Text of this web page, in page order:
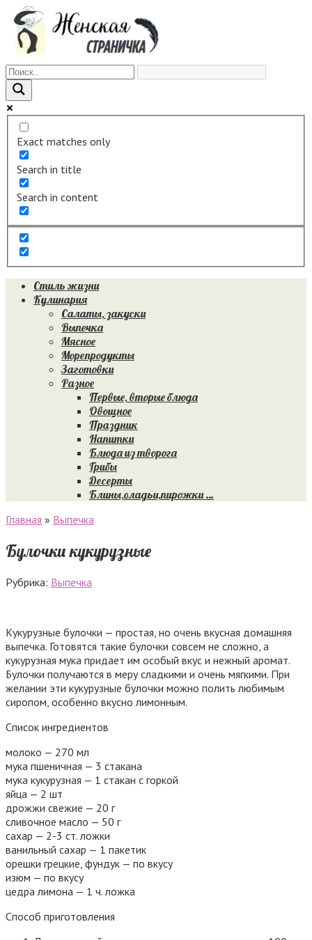
Перейти
контенту
Exact matches only
Search in title
Search in content
Стиль жизни
Кулинария
Салаты, закуски
Выпечка
Мясное
Морепродукты
Заготовки
Разное
Первые, вторые блюда
Овощное
Праздник
Напитки
Блюда из творога
Грибы
Десерты
Блины,оладьи,пирожки …
Главная » Выпечка
Булочки кукурузные
Рубрика: Выпечка
Кукурузные булочки — простая, но очень вкусная домашняя
выпечка. Готовятся такие булочки совсем не сложно, а
кукурузная мука придает им особый вкус и нежный аромат.
Булочки получаются в меру сладкими и очень мягкими. При
желании эти кукурузные булочки можно полить любимым
сиропом, особенно вкусно лимонным.
Список ингредиентов
молоко — 270 мл
мука пшеничная — 3 стакана
мука кукурузная — 1 стакан с горкой
яйца — 2 шт
дрожжи свежие — 20 г
сливочное масло — 50 г
сахар — 2-3 ст. ложки
ванильный сахар — 1 пакетик
орешки грецкие, фундук — по вкусу
изюм — по вкусу
цедра лимона — 1 ч. ложка
Способ приготовления